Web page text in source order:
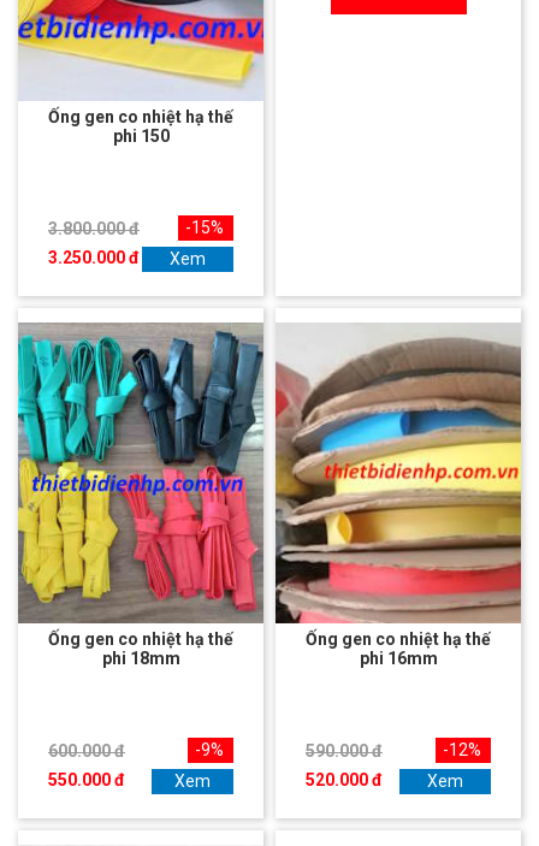
Ống gen co nhiệt hạ thế
phi 150
3.800.000 đ
3.250.000 đ
-15%
Xem
Ống gen co nhiệt hạ thế
phi 18mm
600.000 đ
550.000 đ
-9%
Xem
Ống gen co nhiệt hạ thế
phi 16mm
590.000 đ
520.000 đ
-12%
Xem